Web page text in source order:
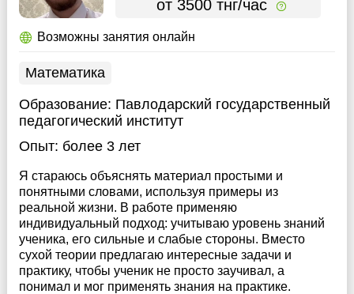
от 3500 тнг/час
Возможны занятия онлайн
Математика
Образование: Павлодарский государственный
педагогический институт
Опыт: более 3 лет
Я стараюсь объяснять материал простыми и
понятными словами, используя примеры из
реальной жизни. В работе применяю
индивидуальный подход: учитываю уровень знаний
ученика, его сильные и слабые стороны. Вместо
сухой теории предлагаю интересные задачи и
практику, чтобы ученик не просто заучивал, а
понимал и мог применять знания на практике.